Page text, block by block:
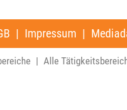
| Impressum |
| Alle